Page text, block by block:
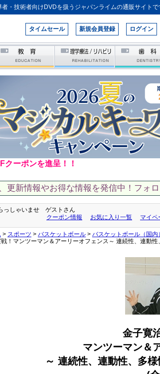
・技術者向けDVDを扱うジャパンライムの通販サイトで
タイムセール 新規会員登録 ログイン
クーポンを進呈！！
新情報やお得な情報を発信中！フォ
っしゃいませ ゲストさん
クーポン情報
お気に入り一覧 マイペ
> スポーツ > バスケットボール > バスケットボール（国内）
！マンツーマン＆アーリーオフェンス～ 連続性、連動
金子寛
マンツーマン＆
～ 連続性、連動性、多